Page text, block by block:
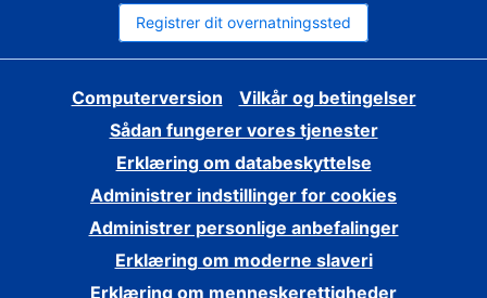
Registrer dit overnatningssted
Computerversion
Vilkår og betingelser
Sådan fungerer vores tjenester
Erklæring om databeskyttelse
Administrer indstillinger for cookies
Administrer personlige anbefalinger
Erklæring om moderne slaveri
Erklæring om menneskerettigheder